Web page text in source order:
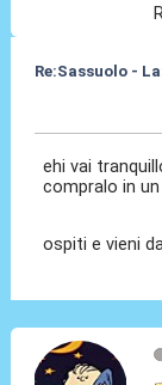
Re:Sassuolo -
ehi vai
compralo in
ospiti e vieni